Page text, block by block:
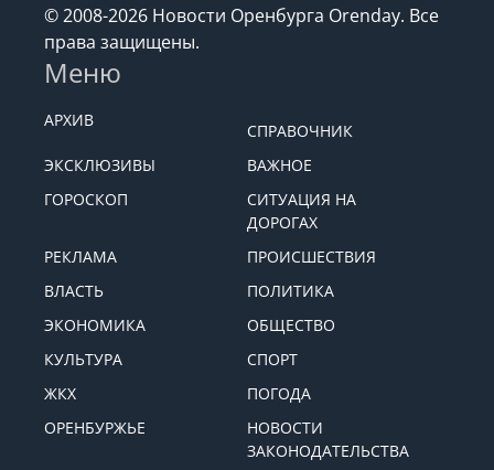
© 2008-2026 Новости Оренбурга Orenday. Все
права защищены.
Меню
АРХИВ
СПРАВОЧНИК
ЭКСКЛЮЗИВЫ
ВАЖНОЕ
ГОРОСКОП
СИТУАЦИЯ НА
ДОРОГАХ
РЕКЛАМА
ПРОИСШЕСТВИЯ
ВЛАСТЬ
ПОЛИТИКА
ЭКОНОМИКА
ОБЩЕСТВО
КУЛЬТУРА
СПОРТ
ЖКХ
ПОГОДА
ОРЕНБУРЖЬЕ
НОВОСТИ
ЗАКОНОДАТЕЛЬСТВА